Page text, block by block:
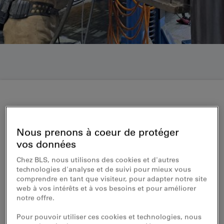
Maintenance des véhicules
d'infrastructure, grues et
wagons de marchandise
Révisions, réparations, remises en état,
Nous prenons à coeur de protéger
vos données
Chez BLS, nous utilisons des cookies et d'autres
technologies d'analyse et de suivi pour mieux vous
comprendre en tant que visiteur, pour adapter notre site
web à vos intérêts et à vos besoins et pour améliorer
notre offre.
Pour pouvoir utiliser ces cookies et technologies, nous